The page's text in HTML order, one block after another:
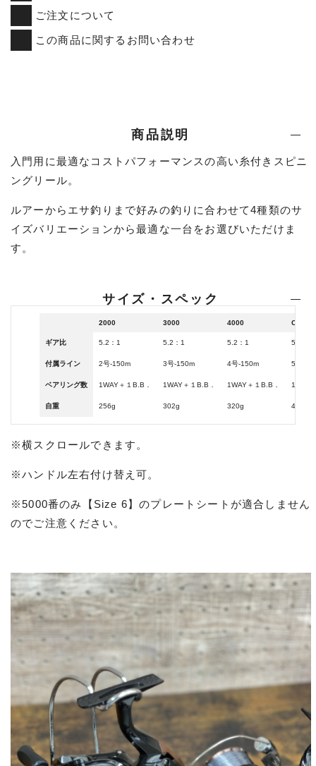
ご注文について
この商品に関するお問い合わせ
商品説明
入門用に最適なコストパフォーマンスの高い糸付きスピニ
ングリール。
ルアーからエサ釣りまで好みの釣りに合わせて4種類のサ
イズバリエーションから最適な一台をお選びいただけま
す。
サイズ・スペック
2000 3000 4000 C5000
ギア比 5.2：1 5.2：1 5.2：1 5.2：1
付属ライン 2号-150m 3号-150m 4号-150m 5号-
ベアリング数 1WAY＋１B.B． 1WAY＋１B.B． 1WAY＋１B.B． 1WAY
自重 256g 302g 320g 414g
※横スクロールできます。
※ハンドル左右付け替え可。
※5000番のみ【Size 6】のプレートシートが適合しません
のでご注意ください。